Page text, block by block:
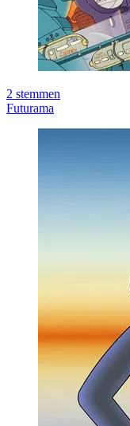
2 stemmen
Futurama